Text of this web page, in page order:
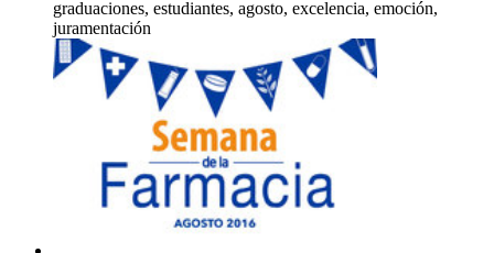
graduaciones, estudiantes, agosto, excelencia, emoción,
juramentación